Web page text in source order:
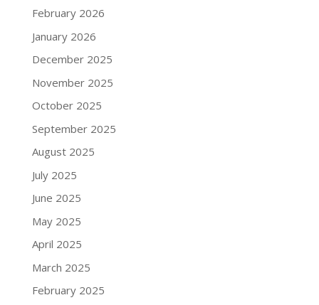
February 2026
January 2026
December 2025
November 2025
October 2025
September 2025
August 2025
July 2025
June 2025
May 2025
April 2025
March 2025
February 2025